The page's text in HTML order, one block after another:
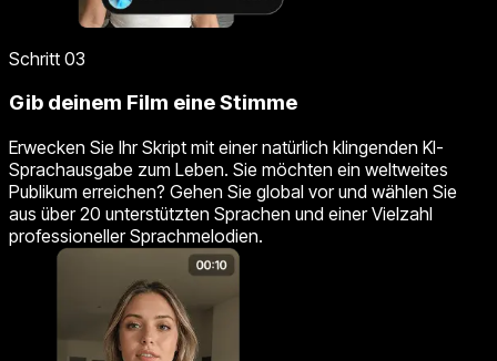
Schritt 03
Gib deinem Film eine Stimme
Erwecken Sie Ihr Skript mit einer natürlich klingenden KI-
Sprachausgabe zum Leben. Sie möchten ein weltweites
Publikum erreichen? Gehen Sie global vor und wählen Sie
aus über 20 unterstützten Sprachen und einer Vielzahl
professioneller Sprachmelodien.